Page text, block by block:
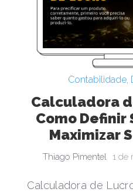
Contabilidade,
Calculadora
Como Definir
Maximizar
Thiago Pimentel 1 de
Calculadora de